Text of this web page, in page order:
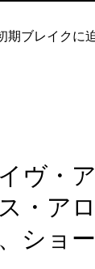
ブレイクに
ヴ・
・ア
ショ